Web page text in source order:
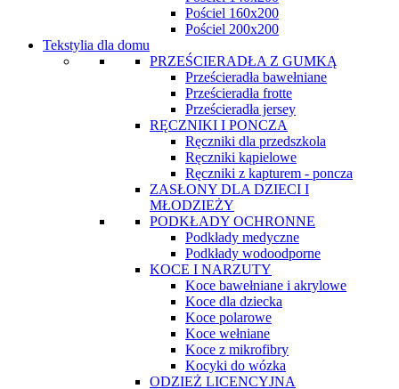
Pościel 160x200
Pościel 200x200
Tekstylia dla domu
PRZEŚCIERADŁA Z GUMKĄ
Prześcieradła bawełniane
Prześcieradła frotte
Prześcieradła jersey
RĘCZNIKI I PONCZA
Ręczniki dla przedszkola
Ręczniki kąpielowe
Ręczniki z kapturem - poncza
ZASŁONY DLA DZIECI I
MŁODZIEŻY
PODKŁADY OCHRONNE
Podkłady medyczne
Podkłady wodoodporne
KOCE I NARZUTY
Koce bawełniane i akrylowe
Koce dla dziecka
Koce polarowe
Koce wełniane
Koce z mikrofibry
Kocyki do wózka
ODZIEŻ LICENCYJNA